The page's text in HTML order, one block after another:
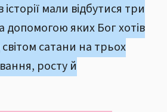
мали відбутися три
допомогою яких Бог хотів
сатани на трьох
росту й